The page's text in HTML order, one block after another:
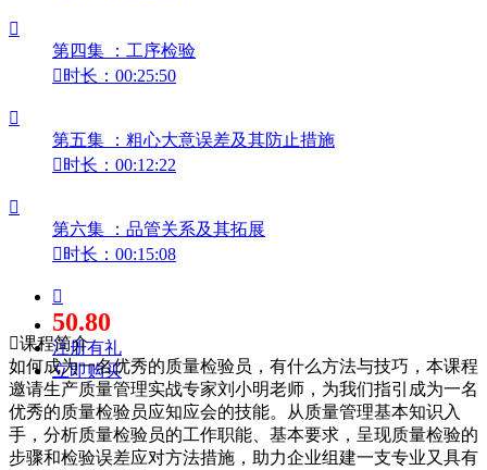

第四集 ：工序检验
时长：00:25:50

第五集 ：粗心大意误差及其防止措施
时长：00:12:22

第六集 ：品管关系及其拓展
时长：00:15:08

50.80
注册有礼
立即购买
课程简介
如何成为一名优秀的质量检验员，有什么方法与技巧，本课程
邀请生产质量管理实战专家刘小明老师，为我们指引成为一名
优秀的质量检验员应知应会的技能。从质量管理基本知识入
手，分析质量检验员的工作职能、基本要求，呈现质量检验的
步骤和检验误差应对方法措施，助力企业组建一支专业又具有